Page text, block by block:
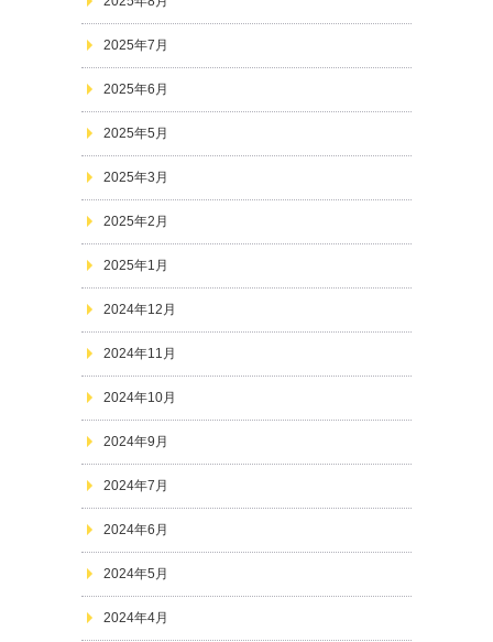
2025年7月
2025年6月
2025年5月
2025年3月
2025年2月
2025年1月
2024年12月
2024年11月
2024年10月
2024年9月
2024年7月
2024年6月
2024年5月
2024年4月